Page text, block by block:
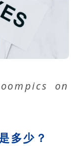
on
多少？